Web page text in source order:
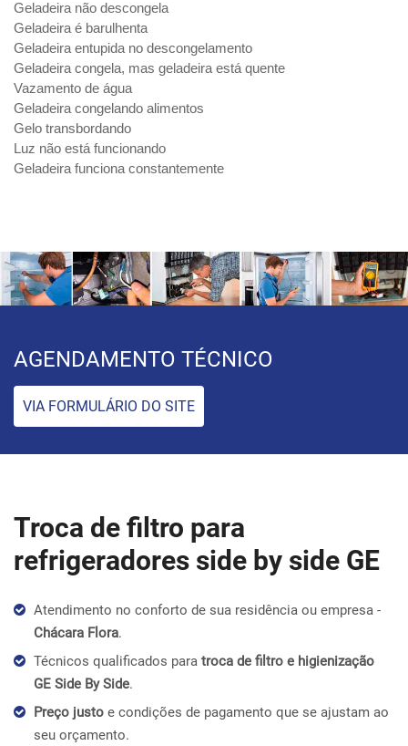
Geladeira não descongela
Geladeira é barulhenta
Geladeira entupida no descongelamento
Geladeira congela, mas geladeira está quente
Vazamento de água
Geladeira congelando alimentos
Gelo transbordando
Luz não está funcionando
Geladeira funciona constantemente
AGENDAMENTO TÉCNICO
VIA FORMULÁRIO DO SITE
Troca de filtro para
refrigeradores side by side GE
Atendimento no conforto de sua residência ou empresa -
Chácara Flora.
Técnicos qualificados para troca de filtro e higienização
GE Side By Side.
Preço justo e condições de pagamento que se ajustam ao
seu orçamento.